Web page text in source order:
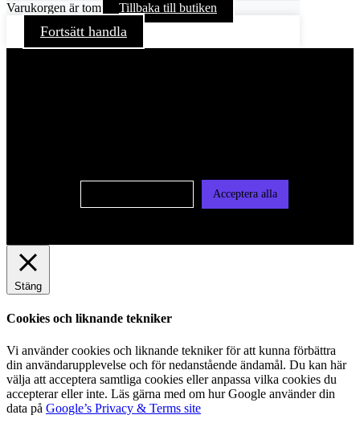
Varukorgen är tom Tillbaka till butiken
Fortsätt handla
Acceptera alla
Stäng
Cookies och liknande tekniker
Vi använder cookies och liknande tekniker för att kunna förbättra
din användarupplevelse och för nedanstående ändamål. Du kan här
välja att acceptera samtliga cookies eller anpassa vilka cookies du
accepterar eller inte. Läs gärna med om hur Google använder din
data på Google’s Privacy & Terms site